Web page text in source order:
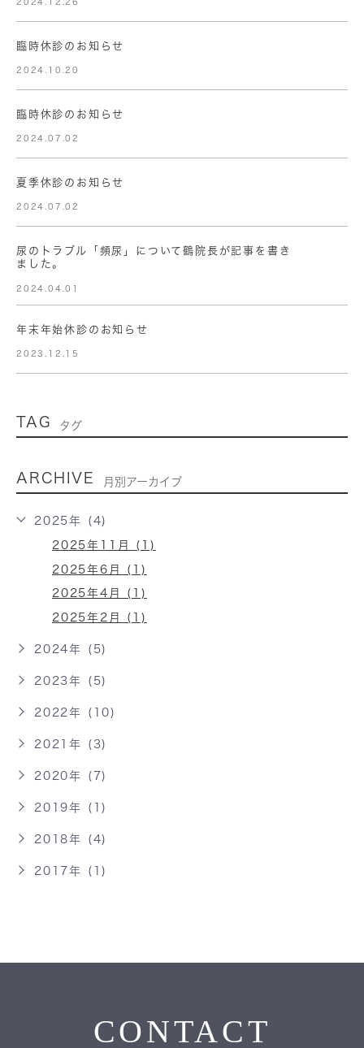
2024.12.26
臨時休診のお知らせ
2024.10.20
臨時休診のお知らせ
2024.07.02
夏季休診のお知らせ
2024.07.02
尿のトラブル「頻尿」について鶴院長が記事を書き
ました。
2024.04.01
年末年始休診のお知らせ
2023.12.15
TAG タグ
ARCHIVE 月別アーカイブ
2025年 (4)
2025年11月 (1)
2025年6月 (1)
2025年4月 (1)
2025年2月 (1)
2024年 (5)
2023年 (5)
2022年 (10)
2021年 (3)
2020年 (7)
2019年 (1)
2018年 (4)
2017年 (1)
CONTACT